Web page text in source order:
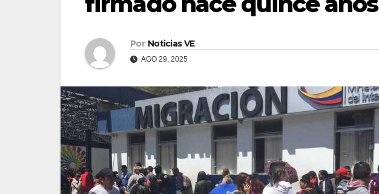
Por Noticias VE
AGO 29, 2025